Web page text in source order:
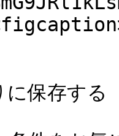
保存する